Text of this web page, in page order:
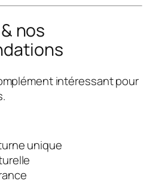
nos
intéressant pour
unique